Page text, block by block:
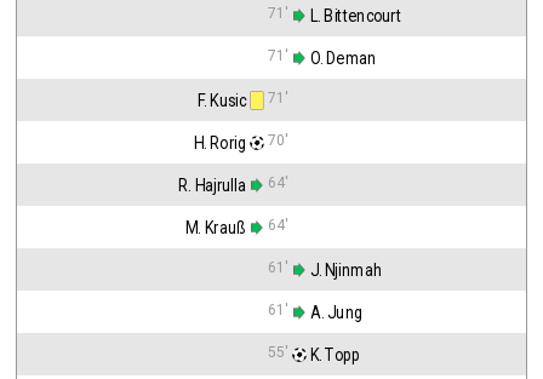
71' L. Bittencourt
71' O. Deman
F. Kusic 71'
H. Rorig 70'
R. Hajrulla 64'
M. Krauß 64'
61' J. Njinmah
61' A. Jung
55' K. Topp